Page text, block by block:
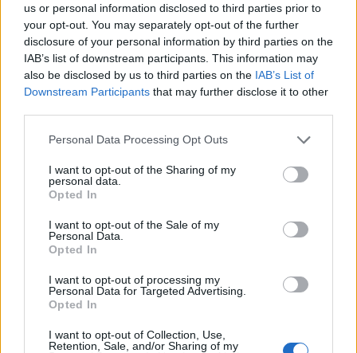
us or personal information disclosed to third parties prior to
your opt-out. You may separately opt-out of the further
disclosure of your personal information by third parties on the
IAB’s list of downstream participants. This information may
also be disclosed by us to third parties on the IAB’s List of
Downstream Participants that may further disclose it to other
Personal Data Processing Opt Outs
I want to opt-out of the Sharing of my
personal data.
Opted In
I want to opt-out of the Sale of my
Personal Data.
Opted In
I want to opt-out of processing my
Personal Data for Targeted Advertising.
Opted In
I want to opt-out of Collection, Use,
Retention, Sale, and/or Sharing of my
όποια ταχύτητα σε ελκύει για να τη φτάσεις,
όταν, και αν το αποφασίσεις.
Καλή μας χρονιά»
έγραψε η κόρη της Υρώς
Μανέ.